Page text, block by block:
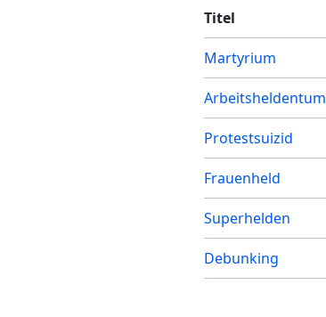
Titel
Martyrium
Arbeitsheldentum
Protestsuizid
Frauenheld
Superhelden
Debunking